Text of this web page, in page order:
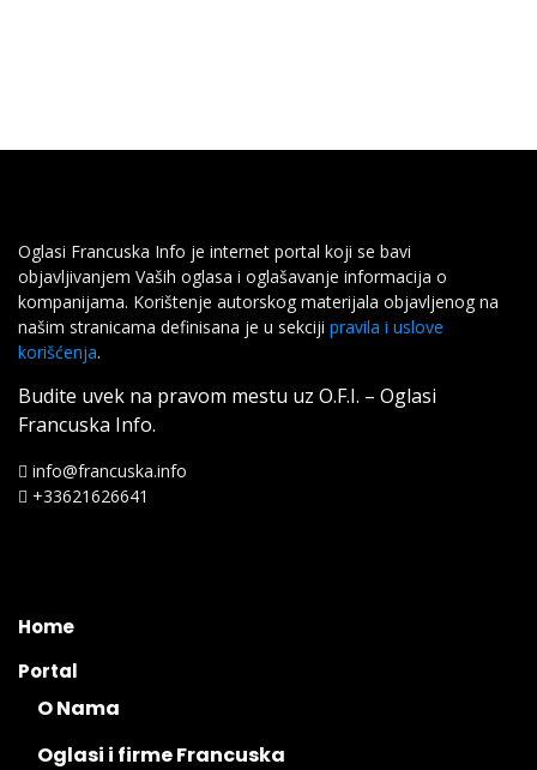
Oglasi Francuska Info je internet portal koji se bavi
objavljivanjem Vaših oglasa i oglašavanje informacija o
kompanijama. Korištenje autorskog materijala objavljenog na
našim stranicama definisana je u sekciji pravila i uslove
korišćenja.
Budite uvek na pravom mestu uz O.F.I. – Oglasi
Francuska Info.
info@francuska.info
+33621626641
Home
Portal
O Nama
Oglasi i firme Francuska